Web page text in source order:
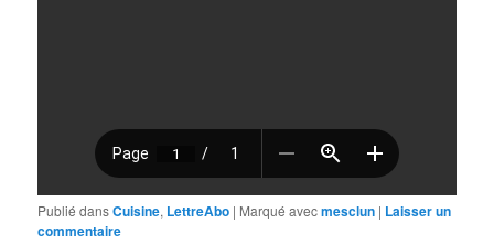
Publié dansCuisine, LettreAbo | Marqué avecmesclun | Laisser un
commentaire